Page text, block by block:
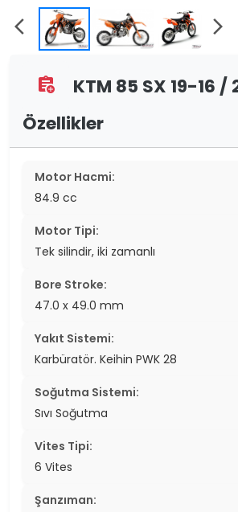
arrow_back_ios arrow_forward_ios
assignment_add
KTM 85 SX 19-16
Özellikler
Motor Hacmi:
84.9 cc
Motor Tipi:
Tek silindir, iki zamanlı
Bore Stroke:
47.0 x 49.0 mm
Yakıt Sistemi:
Karbüratör. Keihin PWK 28
Soğutma Sistemi:
Sıvı Soğutma
Vites Tipi:
6 Vites
Şanzıman: